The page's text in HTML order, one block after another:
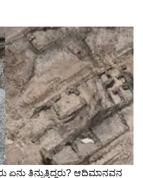
ಎರಡನೇ ಬಾರಿ ಸಿಎಂ ಡಿಕೆ
ಶಿವಕುಮಾರ್ ಭೇಟಿಯಾಗಿ
ಸಿಟ್ಟಿನಿಂದಲೇ ಹೊರಬಂದ
ಬಸವರಾಜ್ ಹೊರಟ್ಟಿ